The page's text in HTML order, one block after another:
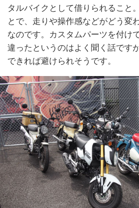
タルバイクとして借りられること
とで、走りや操作感などがどう変
なのです。カスタムパーツを付け
違ったというのはよく聞く話です
できれば避けられそうです。